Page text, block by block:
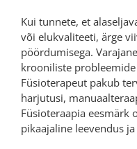
Kui tunnete, et
või elukvaliteeti, ärge
pöördumisega.
krooniliste
Füsioterapeut pakub
harjutusi,
Füsioteraapia eesmärk
pikaajaline leevendus